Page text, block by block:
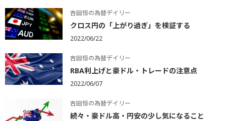
吉田恒の為替デイリー
クロス円の「上がり過ぎ」を検証する
2022/06/22
吉田恒の為替デイリー
RBA利上げと豪ドル・トレードの注意点
2022/06/07
吉田恒の為替デイリー
続々・豪ドル高・円安の少し気になること